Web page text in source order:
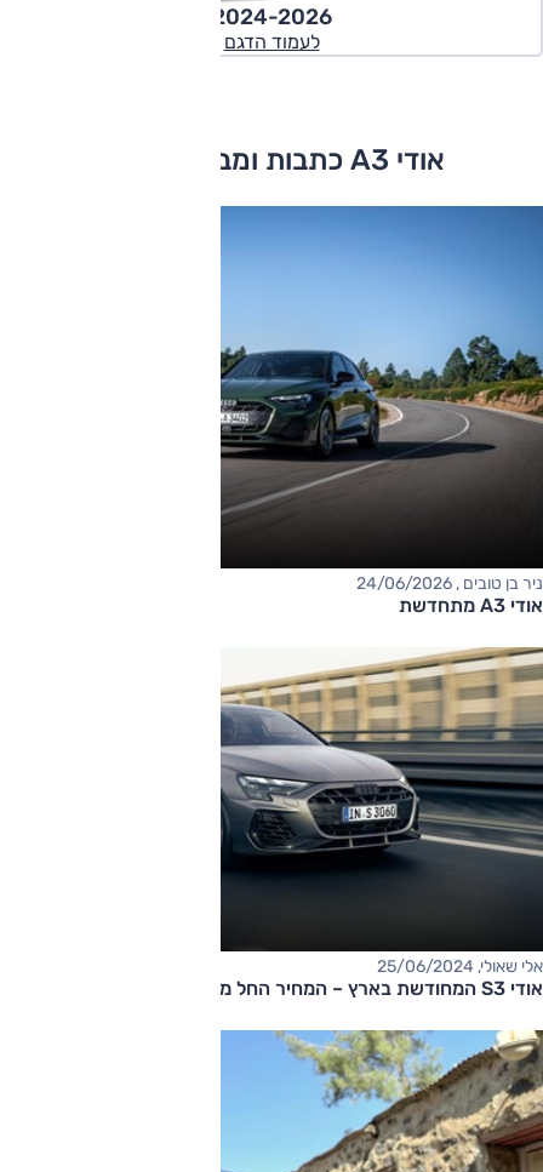
2024-2026
לעמוד הדגם
אודי A3 כתבות ומבחני דרכים
ניר בן טובים , 24/06/2026
אודי A3 מתחדשת
אלי שאולי, 25/06/2024
אודי S3 המחודשת בארץ – המחיר החל מ-420,000 שקלים